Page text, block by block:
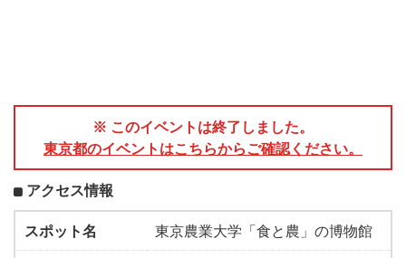
※ このイベントは終了しました。
東京都のイベントはこちらからご確認ください。
アクセス情報
スポット名
東京農業大学「食と農」の博物館